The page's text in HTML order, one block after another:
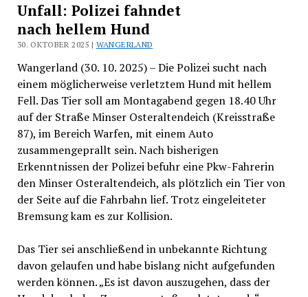
Unfall: Polizei fahndet
nach hellem Hund
30. OKTOBER 2025 | WANGERLAND
Wangerland (30. 10. 2025) – Die Polizei sucht nach
einem möglicherweise verletztem Hund mit hellem
Fell. Das Tier soll am Montagabend gegen 18.40 Uhr
auf der Straße Minser Osteraltendeich (Kreisstraße
87), im Bereich Warfen, mit einem Auto
zusammengeprallt sein. Nach bisherigen
Erkenntnissen der Polizei befuhr eine Pkw-Fahrerin
den Minser Osteraltendeich, als plötzlich ein Tier von
der Seite auf die Fahrbahn lief. Trotz eingeleiteter
Bremsung kam es zur Kollision.
Das Tier sei anschließend in unbekannte Richtung
davon gelaufen und habe bislang nicht aufgefunden
werden können. „Es ist davon auszugehen, dass der